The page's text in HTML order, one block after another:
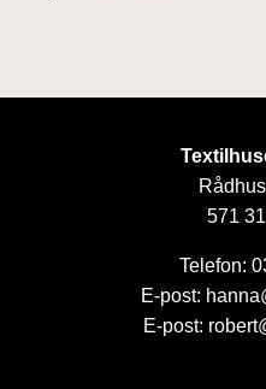
571
Telefon:
E-post:
E-post: